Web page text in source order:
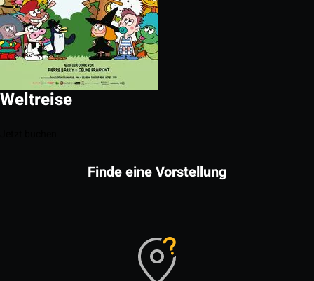
Weltreise
Finde eine Vorstellung